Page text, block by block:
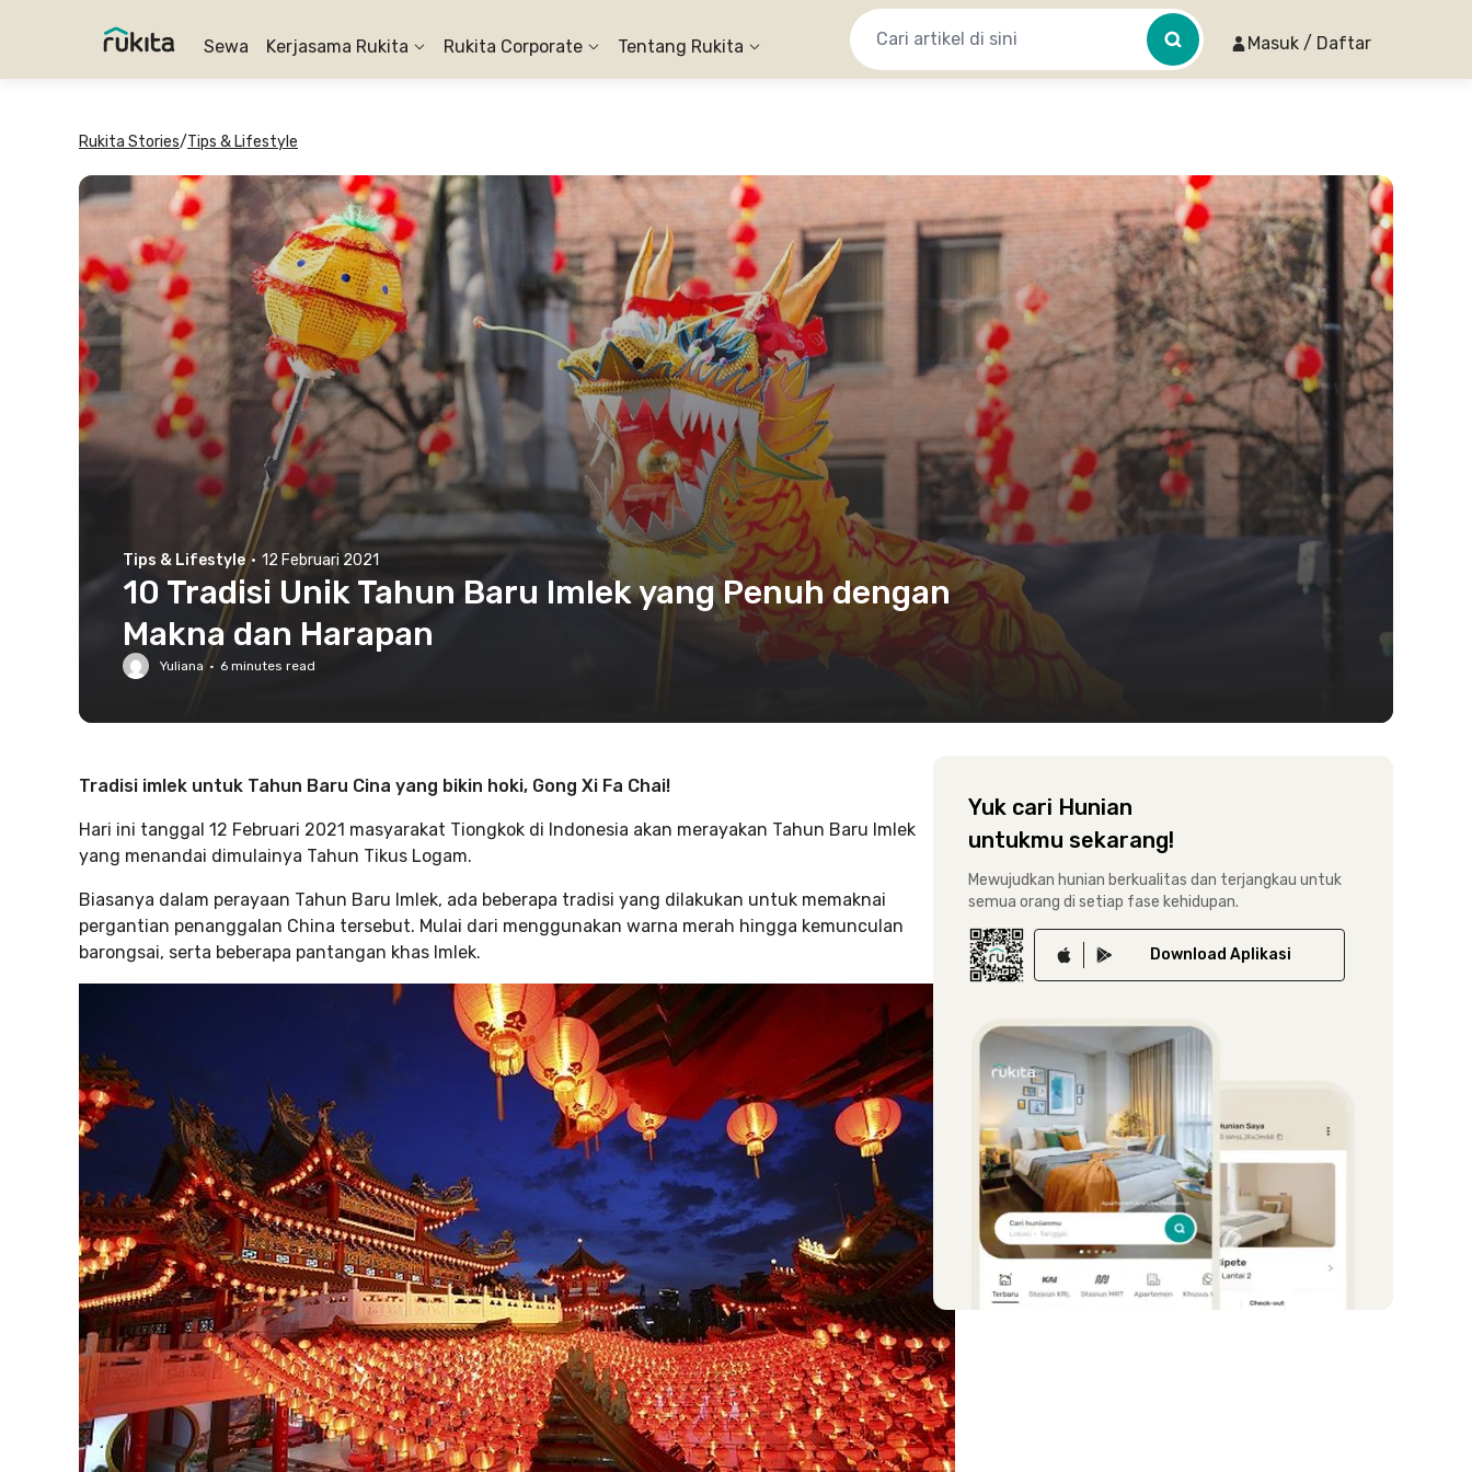
Sewa Kerjasama Rukita Rukita Corporate Tentang Rukita Masuk / Daftar
Rukita Stories/Tips & Lifestyle
Tips & Lifestyle · 12 Februari 2021
10 Tradisi Unik Tahun Baru Imlek yang Penuh dengan
Makna dan Harapan
Yuliana · 6 minutes read
Tradisi imlek untuk Tahun Baru Cina yang bikin hoki, Gong Xi Fa Chai!
Hari ini tanggal 12 Februari 2021 masyarakat Tiongkok di Indonesia akan merayakan Tahun Baru Imlek
yang menandai dimulainya Tahun Tikus Logam.
Biasanya dalam perayaan Tahun Baru Imlek, ada beberapa tradisi yang dilakukan untuk memaknai
pergantian penanggalan China tersebut. Mulai dari menggunakan warna merah hingga kemunculan
barongsai, serta beberapa pantangan khas Imlek.
Yuk cari Hunian
untukmu sekarang!
Mewujudkan hunian berkualitas dan terjangkau untuk
semua orang di setiap fase kehidupan.
Download Aplikasi